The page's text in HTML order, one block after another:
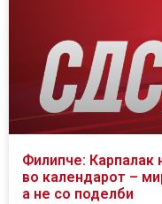
Филипче:
во календарот –
а не со поделби